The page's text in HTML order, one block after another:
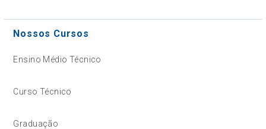
Nossos Cursos
Ensino Médio Técnico
Curso Técnico
Graduação